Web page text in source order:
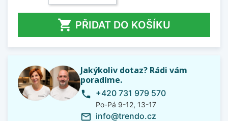
 PŘIDAT DO KOŠÍKU
Jakýkoliv dotaz? Rádi vám
poradíme.
phone +420 731 979 570
Po-Pá 9-12, 13-17
mail_outline info@trendo.cz